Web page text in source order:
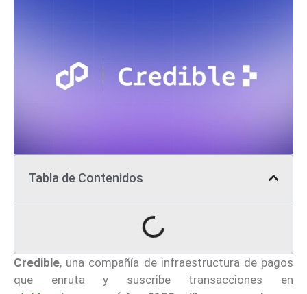
Tabla de Contenidos
Credible, una compañía de infraestructura de pagos
que enruta y suscribe transacciones en